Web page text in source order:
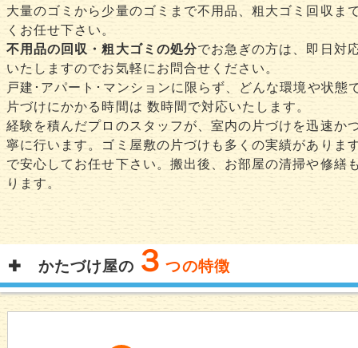
大量のゴミから少量のゴミまで不用品、粗大ゴミ回収ま
くお任せ下さい。
不用品の回収・粗大ゴミの処分でお急ぎの方は、即日対
いたしますのでお気軽にお問合せください。
戸建･アパート･マンションに限らず、どんな環境や状態
片づけにかかる時間は 数時間で対応いたします。
経験を積んだプロのスタッフが、室内の片づけを迅速か
寧に行います。ゴミ屋敷の片づけも多くの実績がありま
で安心してお任せ下さい。搬出後、お部屋の清掃や修繕
ります。
かたづけ屋の ３つの特徴